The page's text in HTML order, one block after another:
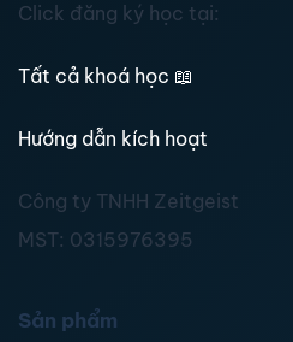
Click đăng ký học tại:
Tất cả khoá học 📖
Hướng dẫn kích hoạt
Công ty TNHH Zeitgeist
MST: 0315976395
Sản phẩm